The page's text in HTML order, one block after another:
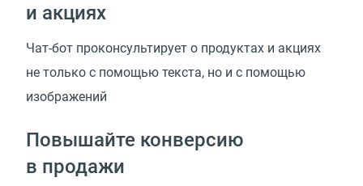
и акциях
Чат-бот проконсультирует о продуктах и акциях
не только с помощью текста, но и с помощью
изображений
Повышайте конверсию
в продажи